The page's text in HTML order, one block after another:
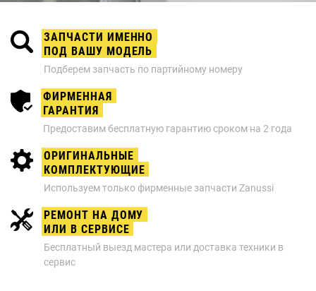
ЗАПЧАСТИ ИМЕННО
ПОД ВАШУ МОДЕЛЬ
Подберем запчасть по партийному номеру
ФИРМЕННАЯ
ГАРАНТИЯ
Предоставим бесплатную гарантию сроком на 2 года
ОРИГИНАЛЬНЫЕ
КОМПЛЕКТУЮЩИЕ
Используем только фирменные запчасти Zanussi
РЕМОНТ НА ДОМУ
ИЛИ В СЕРВИСЕ
Бесплатный выезд мастера или доставка техники в
сервис